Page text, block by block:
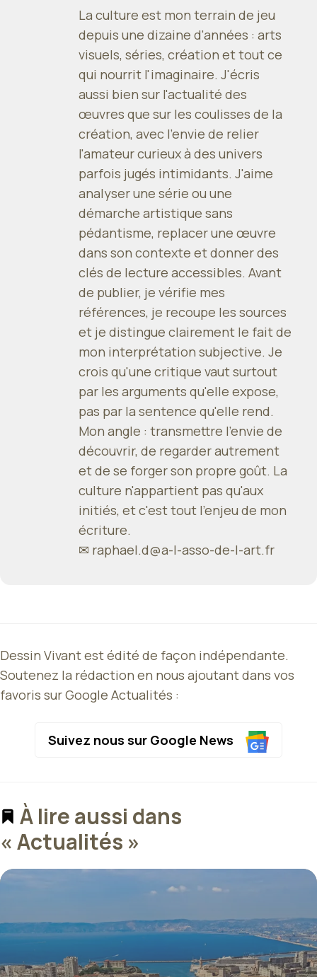
La culture est mon terrain de jeu
depuis une dizaine d'années : arts
visuels, séries, création et tout ce
qui nourrit l'imaginaire. J'écris
aussi bien sur l'actualité des
œuvres que sur les coulisses de la
création, avec l'envie de relier
l'amateur curieux à des univers
parfois jugés intimidants. J'aime
analyser une série ou une
démarche artistique sans
pédantisme, replacer une œuvre
dans son contexte et donner des
clés de lecture accessibles. Avant
de publier, je vérifie mes
références, je recoupe les sources
et je distingue clairement le fait de
mon interprétation subjective. Je
crois qu'une critique vaut surtout
par les arguments qu'elle expose,
pas par la sentence qu'elle rend.
Mon angle : transmettre l'envie de
découvrir, de regarder autrement
et de se forger son propre goût. La
culture n'appartient pas qu'aux
initiés, et c'est tout l'enjeu de mon
écriture.
✉ raphael.d@a-l-asso-de-l-art.fr
Dessin Vivant est édité de façon indépendante.
Soutenez la rédaction en nous ajoutant dans vos
favoris sur Google Actualités :
Suivez nous sur Google News
À lire aussi dans
« Actualités »